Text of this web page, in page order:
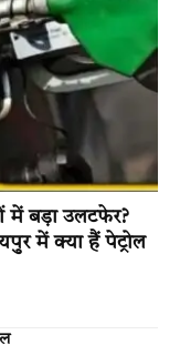
में बड़ा उलटफेर?
में क्या हैं पेट्रोल